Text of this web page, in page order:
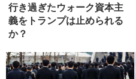
行き過ぎたウォーク資本主
義をトランプは止められる
か？